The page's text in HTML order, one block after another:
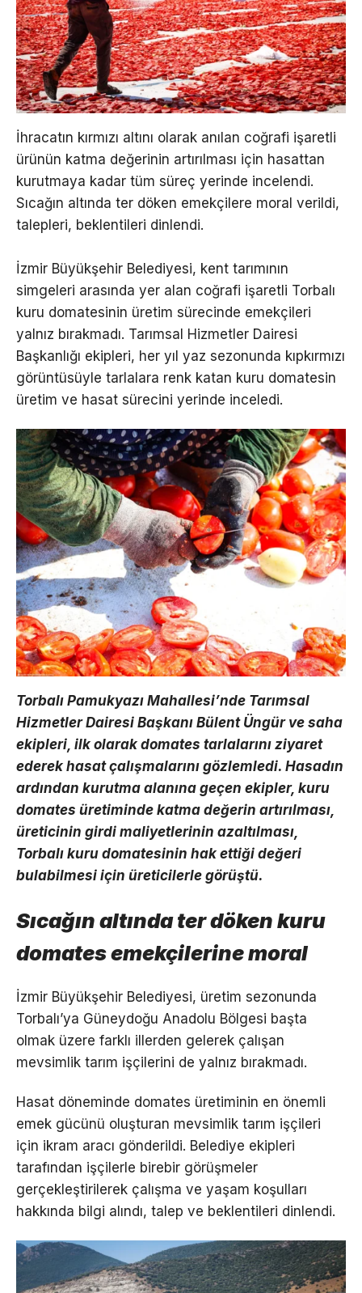
İhracatın kırmızı altını olarak anılan coğrafi işaretli
ürünün katma değerinin artırılması için hasattan
kurutmaya kadar tüm süreç yerinde incelendi.
Sıcağın altında ter döken emekçilere moral verildi,
talepleri, beklentileri dinlendi.
İzmir Büyükşehir Belediyesi, kent tarımının
simgeleri arasında yer alan coğrafi işaretli Torbalı
kuru domatesinin üretim sürecinde emekçileri
yalnız bırakmadı. Tarımsal Hizmetler Dairesi
Başkanlığı ekipleri, her yıl yaz sezonunda kıpkırmızı
görüntüsüyle tarlalara renk katan kuru domatesin
üretim ve hasat sürecini yerinde inceledi.
Torbalı Pamukyazı Mahallesi’nde Tarımsal
Hizmetler Dairesi Başkanı Bülent Üngür ve saha
ekipleri, ilk olarak domates tarlalarını ziyaret
ederek hasat çalışmalarını gözlemledi. Hasadın
ardından kurutma alanına geçen ekipler, kuru
domates üretiminde katma değerin artırılması,
üreticinin girdi maliyetlerinin azaltılması,
Torbalı kuru domatesinin hak ettiği değeri
bulabilmesi için üreticilerle görüştü.
Sıcağın altında ter döken kuru
domates emekçilerine moral
İzmir Büyükşehir Belediyesi, üretim sezonunda
Torbalı’ya Güneydoğu Anadolu Bölgesi başta
olmak üzere farklı illerden gelerek çalışan
mevsimlik tarım işçilerini de yalnız bırakmadı.
Hasat döneminde domates üretiminin en önemli
emek gücünü oluşturan mevsimlik tarım işçileri
için ikram aracı gönderildi. Belediye ekipleri
tarafından işçilerle birebir görüşmeler
gerçekleştirilerek çalışma ve yaşam koşulları
hakkında bilgi alındı, talep ve beklentileri dinlendi.